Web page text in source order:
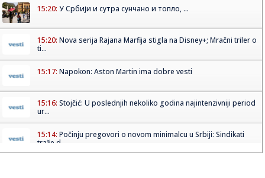
15:20: У Србији и сутра сунчано и топло, ...
15:20: Nova serija Rajana Marfija stigla na Disney+; Mračni triler o
ti...
15:17: Napokon: Aston Martin ima dobre vesti
15:16: Stojčić: U poslednjih nekoliko godina najintenzivniji period
ur...
15:14: Počinju pregovori o novom minimalcu u Srbiji: Sindikati
traže d...